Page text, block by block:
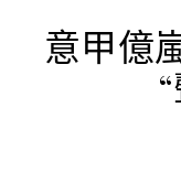
意甲億